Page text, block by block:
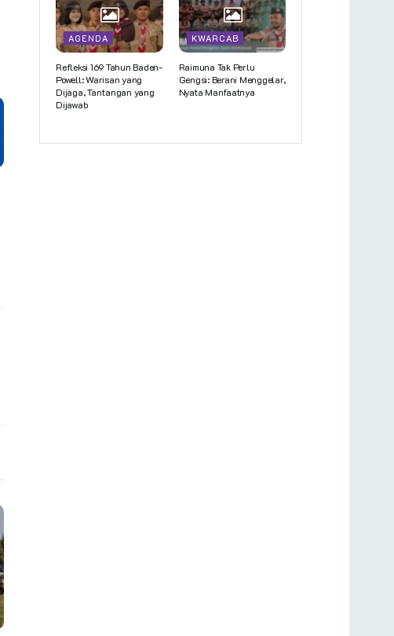
AGENDA
Refleksi 169 Tahun Baden-
Powell: Warisan yang
Dijaga, Tantangan yang
Dijawab
KWARCAB
Raimuna Tak Perlu
Gengsi: Berani Menggelar,
Nyata Manfaatnya